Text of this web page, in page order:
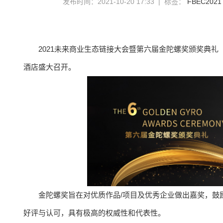
2021未来商业生态链接大会暨第六届金陀螺奖颁奖典礼
酒店盛大召开。
金陀螺奖旨在对优质作品/项目及优秀企业做出嘉奖，
好评与认可，具有极高的权威性和代表性。